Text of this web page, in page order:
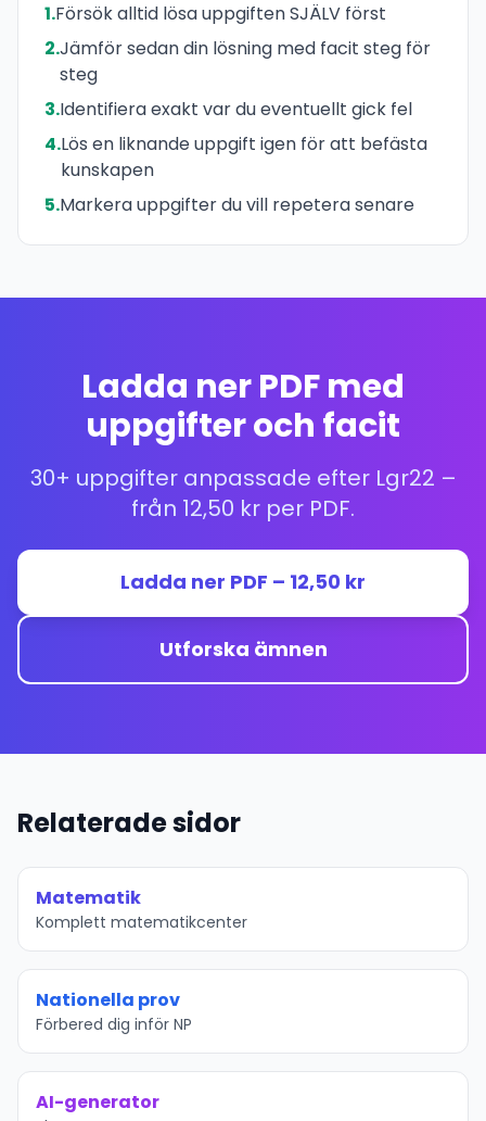
1.Försök alltid lösa uppgiften SJÄLV först
2.Jämför sedan din lösning med facit steg för
steg
3.Identifiera exakt var du eventuellt gick fel
4.Lös en liknande uppgift igen för att befästa
kunskapen
5.Markera uppgifter du vill repetera senare
Ladda ner PDF med
uppgifter och facit
30+ uppgifter anpassade efter Lgr22 –
från 12,50 kr per PDF.
Ladda ner PDF – 12,50 kr
Utforska ämnen
Relaterade sidor
Matematik
Komplett matematikcenter
Nationella prov
Förbered dig inför NP
AI-generator